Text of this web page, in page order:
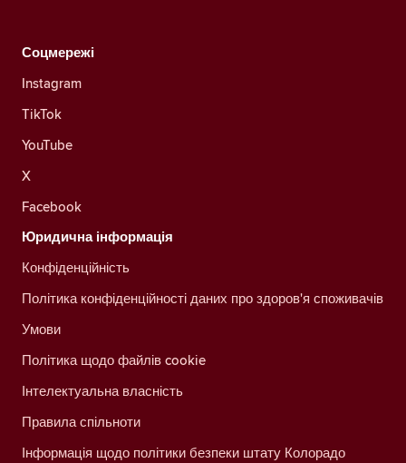
Соцмережі
Instagram
TikTok
YouTube
X
Facebook
Юридична інформація
Конфіденційність
Політика конфіденційності даних про здоров'я споживачів
Умови
Політика щодо файлів cookie
Інтелектуальна власність
Правила спільноти
Інформація щодо політики безпеки штату Колорадо